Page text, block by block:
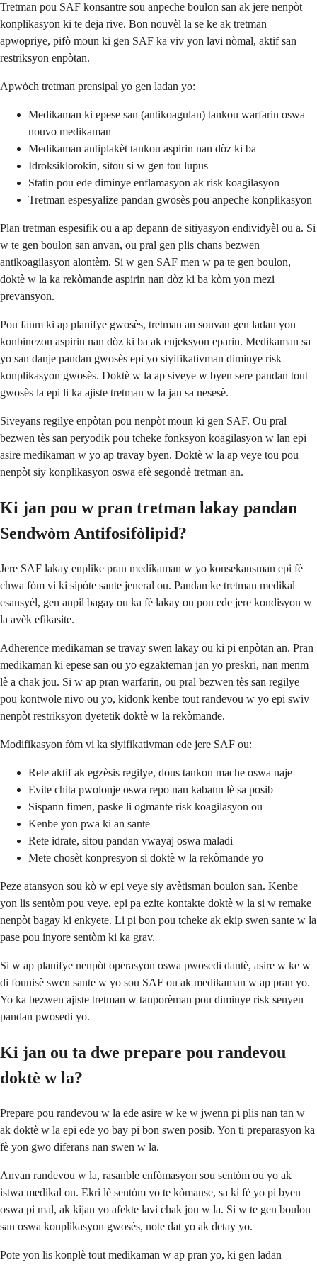
Tretman pou SAF konsantre sou anpeche boulon san ak jere nenpòt
konplikasyon ki te deja rive. Bon nouvèl la se ke ak tretman
apwopriye, pifò moun ki gen SAF ka viv yon lavi nòmal, aktif san
restriksyon enpòtan.
Apwòch tretman prensipal yo gen ladan yo:
Medikaman ki epese san (antikoagulan) tankou warfarin oswa
nouvo medikaman
Medikaman antiplakèt tankou aspirin nan dòz ki ba
Idroksiklorokin, sitou si w gen tou lupus
Statin pou ede diminye enflamasyon ak risk koagilasyon
Tretman espesyalize pandan gwosès pou anpeche konplikasyon
Plan tretman espesifik ou a ap depann de sitiyasyon endividyèl ou a. Si
w te gen boulon san anvan, ou pral gen plis chans bezwen
antikoagilasyon alontèm. Si w gen SAF men w pa te gen boulon,
doktè w la ka rekòmande aspirin nan dòz ki ba kòm yon mezi
prevansyon.
Pou fanm ki ap planifye gwosès, tretman an souvan gen ladan yon
konbinezon aspirin nan dòz ki ba ak enjeksyon eparin. Medikaman sa
yo san danje pandan gwosès epi yo siyifikativman diminye risk
konplikasyon gwosès. Doktè w la ap siveye w byen sere pandan tout
gwosès la epi li ka ajiste tretman w la jan sa nesesè.
Siveyans regilye enpòtan pou nenpòt moun ki gen SAF. Ou pral
bezwen tès san peryodik pou tcheke fonksyon koagilasyon w lan epi
asire medikaman w yo ap travay byen. Doktè w la ap veye tou pou
nenpòt siy konplikasyon oswa efè segondè tretman an.
Ki jan pou w pran tretman lakay pandan
Sendwòm Antifosifòlipid?
Jere SAF lakay enplike pran medikaman w yo konsekansman epi fè
chwa fòm vi ki sipòte sante jeneral ou. Pandan ke tretman medikal
esansyèl, gen anpil bagay ou ka fè lakay ou pou ede jere kondisyon w
la avèk efikasite.
Adherence medikaman se travay swen lakay ou ki pi enpòtan an. Pran
medikaman ki epese san ou yo egzakteman jan yo preskri, nan menm
lè a chak jou. Si w ap pran warfarin, ou pral bezwen tès san regilye
pou kontwole nivo ou yo, kidonk kenbe tout randevou w yo epi swiv
nenpòt restriksyon dyetetik doktè w la rekòmande.
Modifikasyon fòm vi ka siyifikativman ede jere SAF ou:
Rete aktif ak egzèsis regilye, dous tankou mache oswa naje
Evite chita pwolonje oswa repo nan kabann lè sa posib
Sispann fimen, paske li ogmante risk koagilasyon ou
Kenbe yon pwa ki an sante
Rete idrate, sitou pandan vwayaj oswa maladi
Mete chosèt konpresyon si doktè w la rekòmande yo
Peze atansyon sou kò w epi veye siy avètisman boulon san. Kenbe
yon lis sentòm pou veye, epi pa ezite kontakte doktè w la si w remake
nenpòt bagay ki enkyete. Li pi bon pou tcheke ak ekip swen sante w la
pase pou inyore sentòm ki ka grav.
Si w ap planifye nenpòt operasyon oswa pwosedi dantè, asire w ke w
di founisè swen sante w yo sou SAF ou ak medikaman w ap pran yo.
Yo ka bezwen ajiste tretman w tanporèman pou diminye risk senyen
pandan pwosedi yo.
Ki jan ou ta dwe prepare pou randevou
doktè w la?
Prepare pou randevou w la ede asire w ke w jwenn pi plis nan tan w
ak doktè w la epi ede yo bay pi bon swen posib. Yon ti preparasyon ka
fè yon gwo diferans nan swen w la.
Anvan randevou w la, rasanble enfòmasyon sou sentòm ou yo ak
istwa medikal ou. Ekri lè sentòm yo te kòmanse, sa ki fè yo pi byen
oswa pi mal, ak kijan yo afekte lavi chak jou w la. Si w te gen boulon
san oswa konplikasyon gwosès, note dat yo ak detay yo.
Pote yon lis konplè tout medikaman w ap pran yo, ki gen ladan